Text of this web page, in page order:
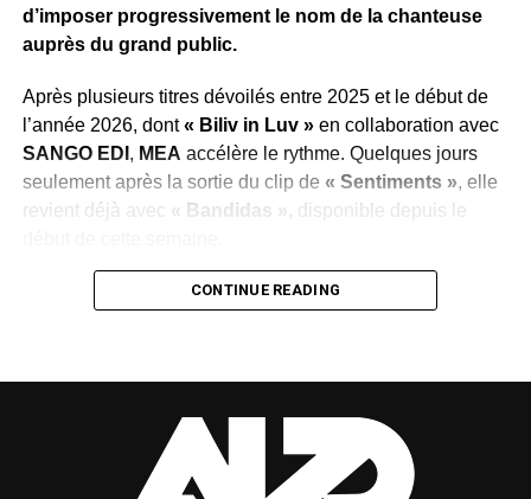
WhatsApp
Facebook
X Telegram
Email
>>
d’imposer progressivement le nom de la chanteuse
auprès du grand public.
Après plusieurs titres dévoilés entre 2025 et le début de
l’année 2026, dont« Biliv in Luv »en collaboration avec
SANGO EDI, MEA accélère le rythme. Quelques jours
seulement après la sortie du clip de « Sentiments », elle
revient déjà avec « Bandidas »,
disponible depuis le
Cette succession de publications illustre la volonté du
dans le potentiel de
MEA
« Bandidas », la chanteuse reste fidèle à son
CONTINUE READING